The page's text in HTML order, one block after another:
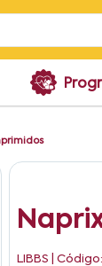
LIBBS |